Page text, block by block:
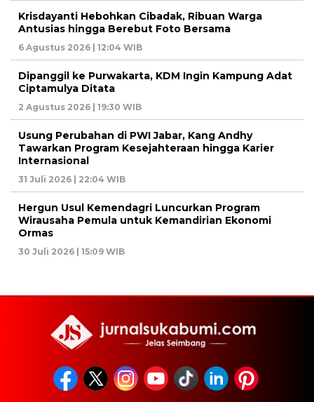
Krisdayanti Hebohkan Cibadak, Ribuan Warga
Antusias hingga Berebut Foto Bersama
6 Agustus 2026 | 12:04 WIB
Dipanggil ke Purwakarta, KDM Ingin Kampung Adat
Ciptamulya Ditata
2 Agustus 2026 | 19:30 WIB
Usung Perubahan di PWI Jabar, Kang Andhy
Tawarkan Program Kesejahteraan hingga Karier
Internasional
31 Juli 2026 | 22:04 WIB
Hergun Usul Kemendagri Luncurkan Program
Wirausaha Pemula untuk Kemandirian Ekonomi
Ormas
30 Juli 2026 | 15:09 WIB